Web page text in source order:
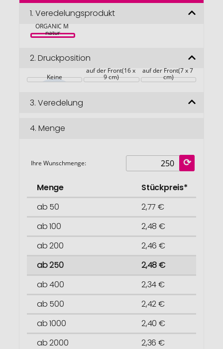
Bildgalerie
springen
1. Veredelungsprodukt
Reißverschluss-
ORGANIC M
natur
2. Druckposition
Keine
auf der Front(16 x
9 cm)
auf der Front(7 x 7
cm)
3. Veredelung
4. Menge
Ihre Wunschmenge:
Menge
Stückpreis*
ab 50
2,77 €
ab 100
2,48 €
ab 200
2,46 €
ab 250
2,48 €
ab 400
2,34 €
ab 500
2,42 €
ab 1000
2,40 €
ab 2000
2,36 €